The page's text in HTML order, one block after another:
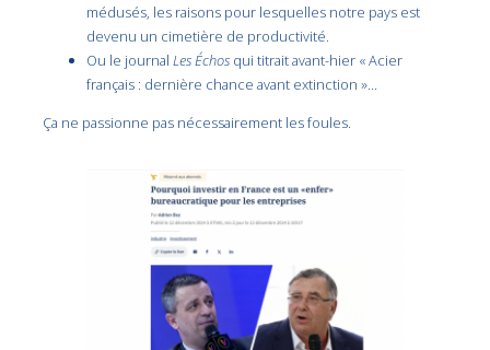
médusés, les raisons pour lesquelles notre pays est
devenu un cimetière de productivité.
Ou le journalLes Échos qui titrait avant-hier « Acier
français : dernière chance avant extinction »…
Ça ne passionne pas nécessairement les foules.